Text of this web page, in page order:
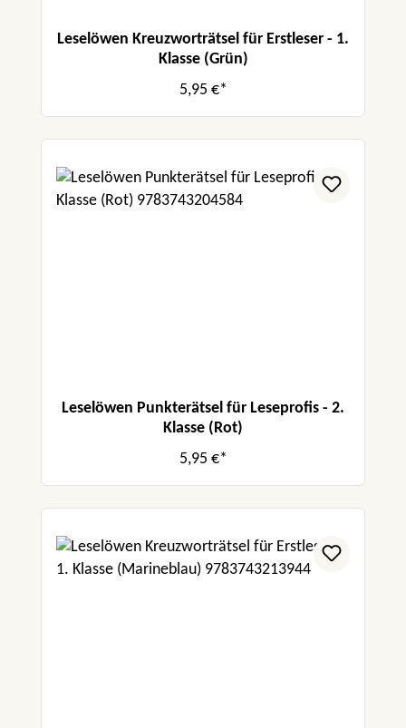
Leselöwen Kreuzworträtsel für Erstleser - 1.
Klasse (Grün)
5,95 €*
Leselöwen Punkterätsel für Leseprofis - 2.
Klasse (Rot)
5,95 €*